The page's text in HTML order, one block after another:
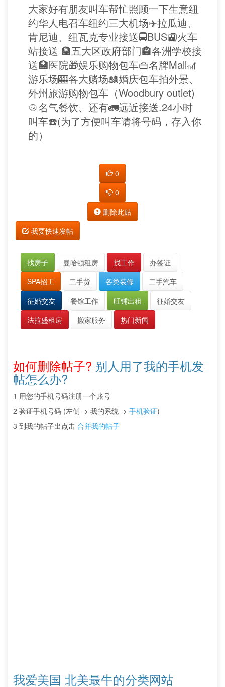
大家好有朋友叫车帮忙照顾一下生意纽
约华人电召车纽约三大机场✈️拉瓜迪、
肯尼迪、纽瓦克专业接送🚍BUS🚉火车
站接送 🏦五大区政府部门🏤各洲学校接
送🏥医院🎁娱乐购物包车👜名牌Mall🎢
游乐场🎰各大赌场🎎婚庆包车拍外景、
外州旅游购物包车（Woodbury outlet)
🍲名气餐饮、还有🚛远近接送.24小时
叫车☎️(为了方便叫车请将号码，存入你
的）
0
0
删除此贴
我要快速发帖
找房子 曼哈顿租房 找工作
办签证
SPA招工
二手货 各类装修
二手汽车
征婚交友
餐馆工作 旺铺出租
征婚交友
法拉盛租房
搬家服务 热门新闻
如何删除帖子? 别人用了我的手机发
帖怎么办?
1 用您的手机号码注册一个账号
2 验证手机号码 (左侧 -> 我的系统 -> 手机验证)
3 到我的帖子出点击 合并我的帖子
我爱美国 北美最牛的分类网站